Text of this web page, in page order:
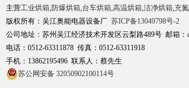
主营工业烘箱,防爆烘箱,台车烘箱,高温烘箱,洁净烘箱,充
版权所有：吴江奥能电器设备厂 苏ICP备13049798号-2
公司地址：苏州吴江经济技术开发区云梨路489号 邮箱：
电话：0512-63311878 传真：0512-63311918
手机：13862195496 联系人：蔡先生
苏公网安备 32050902100114号